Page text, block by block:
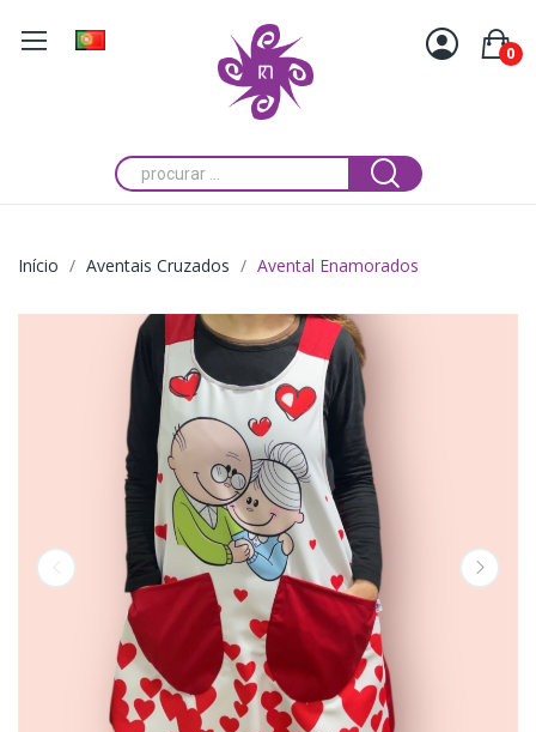
0
Início Aventais Cruzados Avental Enamorados